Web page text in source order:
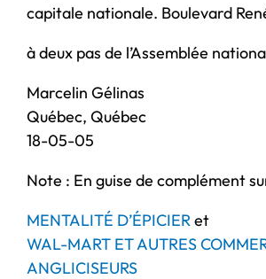
capitale nationale. Boulevard
à deux pas de l’Assemblée
Marcelin Gélinas
Québec, Québec
18-05-05
Note : En guise de complément
MENTALITÉ D’ÉPICIERet
WAL-MART ET AUTRES
ANGLICISEURS